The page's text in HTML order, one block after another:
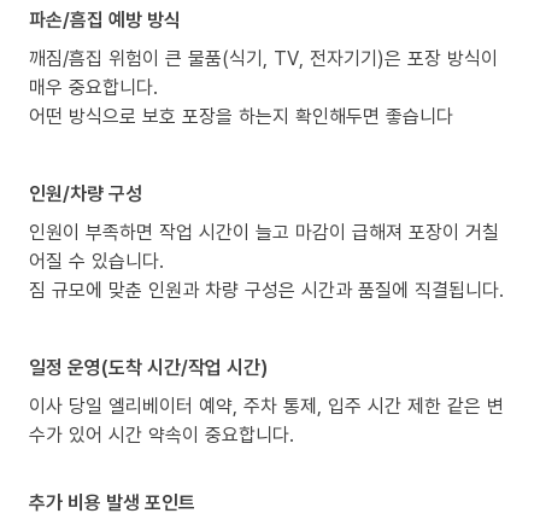
파손/흠집 예방 방식
깨짐/흠집 위험이 큰 물품(식기, TV, 전자기기)은 포장 방식이
매우 중요합니다.
어떤 방식으로 보호 포장을 하는지 확인해두면 좋습니다
인원/차량 구성
인원이 부족하면 작업 시간이 늘고 마감이 급해져 포장이 거칠
어질 수 있습니다.
짐 규모에 맞춘 인원과 차량 구성은 시간과 품질에 직결됩니다.
일정 운영(도착 시간/작업 시간)
이사 당일 엘리베이터 예약, 주차 통제, 입주 시간 제한 같은 변
수가 있어 시간 약속이 중요합니다.
추가 비용 발생 포인트